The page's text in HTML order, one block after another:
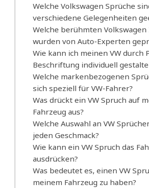
Welche Volkswagen Sprüche
verschiedene Gelegenheiten
Welche berühmten Volkswagen
wurden von Auto-Experten
Wie kann ich meinen VW durch
Beschriftung individuell
Welche markenbezogenen
sich speziell für VW-Fahrer?
Was drückt ein VW Spruch auf
Fahrzeug aus?
Welche Auswahl an VW
jeden Geschmack?
Wie kann ein VW Spruch das
ausdrücken?
Was bedeutet es, einen VW
meinem Fahrzeug zu haben?